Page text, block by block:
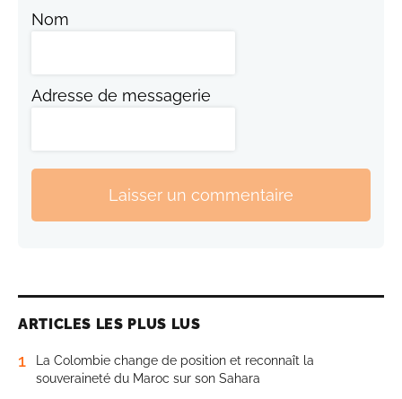
Nom
Adresse de messagerie
Laisser un commentaire
ARTICLES LES PLUS LUS
1
La Colombie change de position et reconnaît la
souveraineté du Maroc sur son Sahara